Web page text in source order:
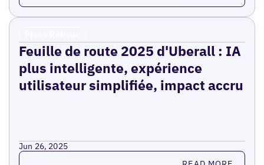
Feuille de route 2025 d'Uberall : IA
plus intelligente, expérience
utilisateur simplifiée, impact accru
Jun 26, 2025
Read more